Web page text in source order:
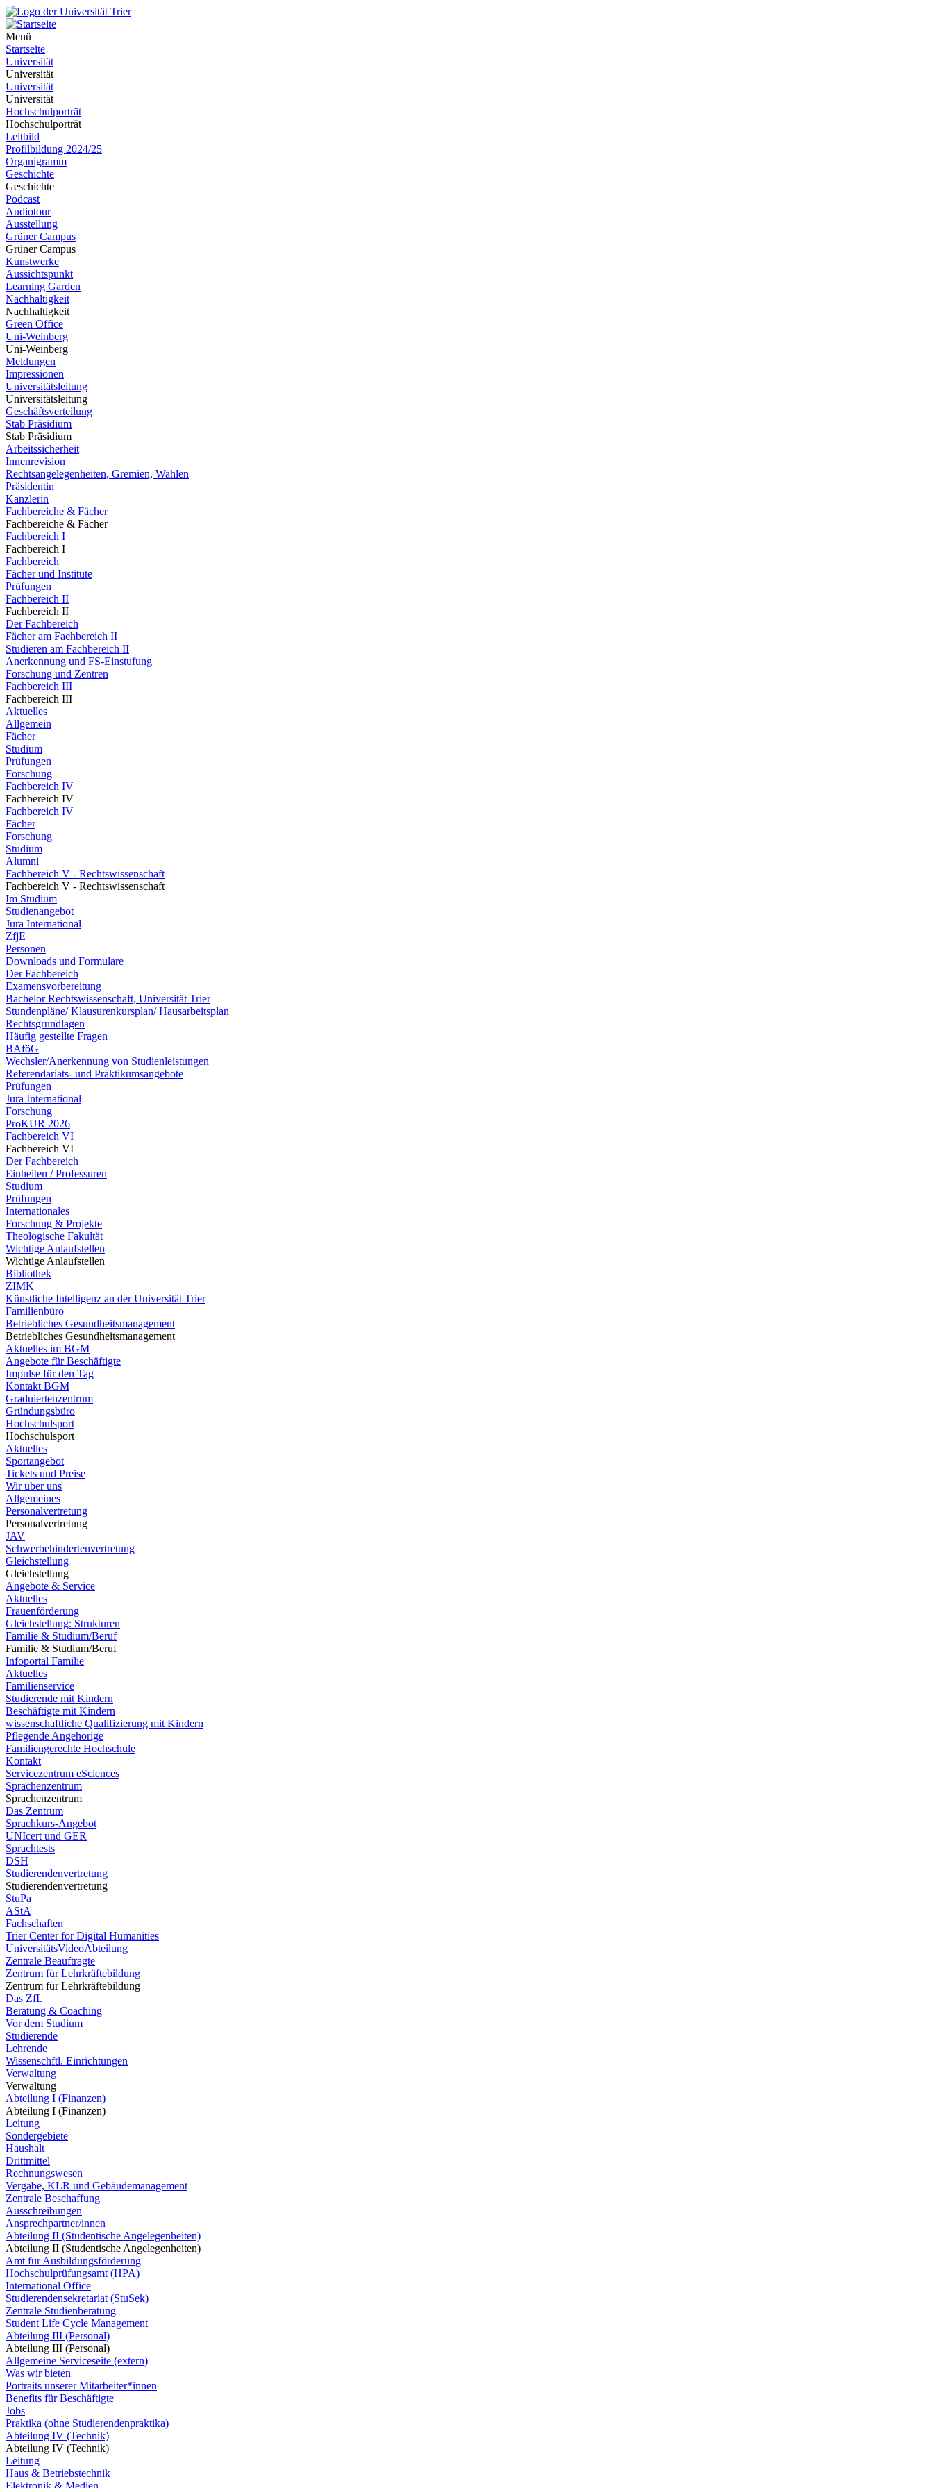
Menü
Startseite
Universität
Universität
Universität
Universität
Hochschulporträt
Hochschulporträt
Leitbild
Profilbildung 2024/25
Organigramm
Geschichte
Geschichte
Podcast
Audiotour
Ausstellung
Grüner Campus
Grüner Campus
Kunstwerke
Aussichtspunkt
Learning Garden
Nachhaltigkeit
Nachhaltigkeit
Green Office
Uni-Weinberg
Uni-Weinberg
Meldungen
Impressionen
Universitätsleitung
Universitätsleitung
Geschäftsverteilung
Stab Präsidium
Stab Präsidium
Arbeitssicherheit
Innenrevision
Rechtsangelegenheiten, Gremien, Wahlen
Präsidentin
Kanzlerin
Fachbereiche & Fächer
Fachbereiche & Fächer
Fachbereich I
Fachbereich I
Fachbereich
Fächer und Institute
Prüfungen
Fachbereich II
Fachbereich II
Der Fachbereich
Fächer am Fachbereich II
Studieren am Fachbereich II
Anerkennung und FS-Einstufung
Forschung und Zentren
Fachbereich III
Fachbereich III
Aktuelles
Allgemein
Fächer
Studium
Prüfungen
Forschung
Fachbereich IV
Fachbereich IV
Fachbereich IV
Fächer
Forschung
Studium
Alumni
Fachbereich V - Rechtswissenschaft
Fachbereich V - Rechtswissenschaft
Im Studium
Studienangebot
Jura International
ZfjE
Personen
Downloads und Formulare
Der Fachbereich
Examensvorbereitung
Bachelor Rechtswissenschaft, Universität Trier
Stundenpläne/ Klausurenkursplan/ Hausarbeitsplan
Rechtsgrundlagen
Häufig gestellte Fragen
BAföG
Wechsler/Anerkennung von Studienleistungen
Referendariats- und Praktikumsangebote
Prüfungen
Jura International
Forschung
ProKUR 2026
Fachbereich VI
Fachbereich VI
Der Fachbereich
Einheiten / Professuren
Studium
Prüfungen
Internationales
Forschung & Projekte
Theologische Fakultät
Wichtige Anlaufstellen
Wichtige Anlaufstellen
Bibliothek
ZIMK
Künstliche Intelligenz an der Universität Trier
Familienbüro
Betriebliches Gesundheitsmanagement
Betriebliches Gesundheitsmanagement
Aktuelles im BGM
Angebote für Beschäftigte
Impulse für den Tag
Kontakt BGM
Graduiertenzentrum
Gründungsbüro
Hochschulsport
Hochschulsport
Aktuelles
Sportangebot
Tickets und Preise
Wir über uns
Allgemeines
Personalvertretung
Personalvertretung
JAV
Schwerbehindertenvertretung
Gleichstellung
Gleichstellung
Angebote & Service
Aktuelles
Frauenförderung
Gleichstellung: Strukturen
Familie & Studium/Beruf
Familie & Studium/Beruf
Infoportal Familie
Aktuelles
Familienservice
Studierende mit Kindern
Beschäftigte mit Kindern
wissenschaftliche Qualifizierung mit Kindern
Pflegende Angehörige
Familiengerechte Hochschule
Kontakt
Servicezentrum eSciences
Sprachenzentrum
Sprachenzentrum
Das Zentrum
Sprachkurs-Angebot
UNIcert und GER
Sprachtests
DSH
Studierendenvertretung
Studierendenvertretung
StuPa
AStA
Fachschaften
Trier Center for Digital Humanities
UniversitätsVideoAbteilung
Zentrale Beauftragte
Zentrum für Lehrkräftebildung
Zentrum für Lehrkräftebildung
Das ZfL
Beratung & Coaching
Vor dem Studium
Studierende
Lehrende
Wissenschftl. Einrichtungen
Verwaltung
Verwaltung
Abteilung I (Finanzen)
Abteilung I (Finanzen)
Leitung
Sondergebiete
Haushalt
Drittmittel
Rechnungswesen
Vergabe, KLR und Gebäudemanagement
Zentrale Beschaffung
Ausschreibungen
Ansprechpartner/innen
Abteilung II (Studentische Angelegenheiten)
Abteilung II (Studentische Angelegenheiten)
Amt für Ausbildungsförderung
Hochschulprüfungsamt (HPA)
International Office
Studierendensekretariat (StuSek)
Zentrale Studienberatung
Student Life Cycle Management
Abteilung III (Personal)
Abteilung III (Personal)
Allgemeine Serviceseite (extern)
Was wir bieten
Portraits unserer Mitarbeiter*innen
Benefits für Beschäftigte
Jobs
Praktika (ohne Studierendenpraktika)
Abteilung IV (Technik)
Abteilung IV (Technik)
Leitung
Haus & Betriebstechnik
Elektronik & Medien